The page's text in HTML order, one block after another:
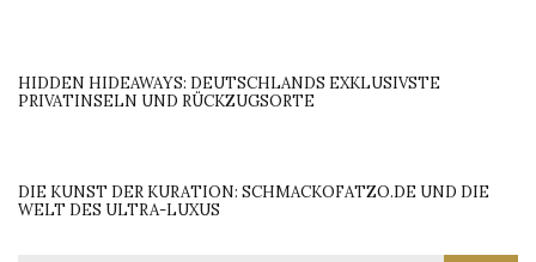
HIDDEN HIDEAWAYS: DEUTSCHLANDS EXKLUSIVSTE
PRIVATINSELN UND RÜCKZUGSORTE
DIE KUNST DER KURATION: SCHMACKOFATZO.DE UND DIE
WELT DES ULTRA-LUXUS